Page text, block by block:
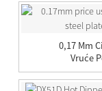
0,17 Mm
Vruće